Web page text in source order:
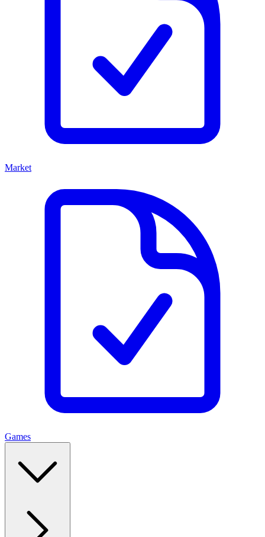
Market
Games